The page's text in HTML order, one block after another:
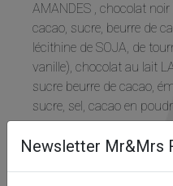
AMANDES , chocolat
cacao, sucre, beurre de
lécithine de SOJA, de
vanille), chocolat au lait
sucre beurre de cacao,
sucre, sel, cacao en
Newsletter Mr&Mrs